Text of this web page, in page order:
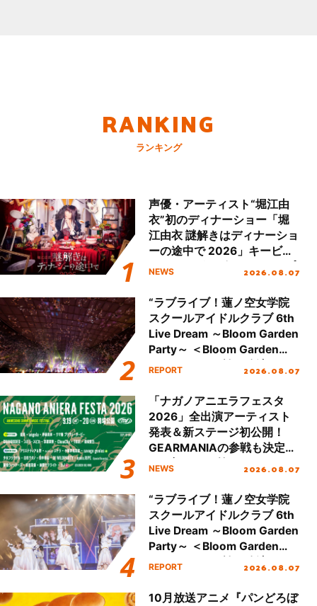
RANKING
ランキング
声優・アーティスト“堀江由
衣”初のディナーショー「堀
江由衣 謎解きはディナーショ
ーの途中で 2026」キービジ
ュアル＆グッズラインナップ
NEWS 2026.08.07
“ラブライブ！蓮ノ空女学院
スクールアイドルクラブ 6th
Live Dream ～Bloom Garden
Party～ ＜Bloom Garden
Party Stage／埼玉公演＞”
REPORT 2026.08.07
「ナガノアニエラフェスタ
2026」全出演アーティスト
発表＆新ステージ初公開！
GEARMANIAの参戦も決定
し、初となる第3ステージの
NEWS 2026.08.07
“ラブライブ！蓮ノ空女学院
スクールアイドルクラブ 6th
Live Dream ～Bloom Garden
Party～ ＜Bloom Garden
Party Stage／埼玉公演＞”
REPORT 2026.08.07
10月放送アニメ『パンどろぼ